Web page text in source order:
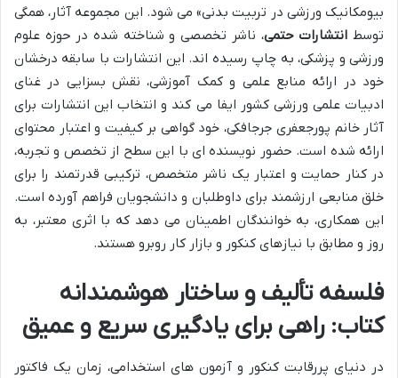
بیومکانیک ورزشی در تربیت بدنی» می شود. این مجموعه آثار، همگی
توسط انتشارات حتمی، ناشر تخصصی و شناخته شده در حوزه علوم
ورزشی و پزشکی، به چاپ رسیده اند. این انتشارات با سابقه درخشان
خود در ارائه منابع علمی و کمک آموزشی، نقش بسزایی در غنای
ادبیات علمی ورزشی کشور ایفا می کند و انتخاب این انتشارات برای
آثار خانم پورجعفری جرجافکی، خود گواهی بر کیفیت و اعتبار محتوای
ارائه شده است. حضور نویسنده ای با این سطح از تخصص و تجربه،
در کنار حمایت و اعتبار یک ناشر متخصص، ترکیبی قدرتمند را برای
خلق منابعی ارزشمند برای داوطلبان و دانشجویان فراهم آورده است.
این همکاری، به خوانندگان اطمینان می دهد که با اثری معتبر، به
روز و مطابق با نیازهای کنکور و بازار کار روبرو هستند.
فلسفه تألیف و ساختار هوشمندانه
کتاب: راهی برای یادگیری سریع و عمیق
در دنیای پررقابت کنکور و آزمون های استخدامی، زمان یک فاکتور